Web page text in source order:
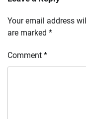
Your email address
are marked *
Comment *